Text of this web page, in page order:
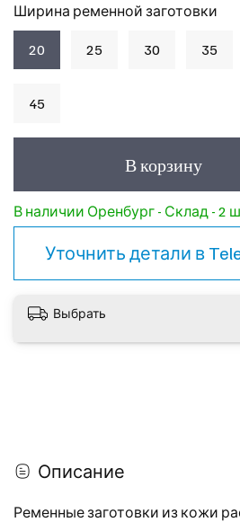
В корзину
В наличии Оренбург - Склад - 2
Уточнить детали в
Ширина ременной заготовки
20 25 30 35
45
Выбрать
Описание
Ременные заготовки из кожи